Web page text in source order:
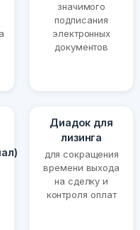
значимого
подписания
электронных
документов
Диадок для
лизинга
для сокращения
времени выхода
на сделку и
контроля оплат